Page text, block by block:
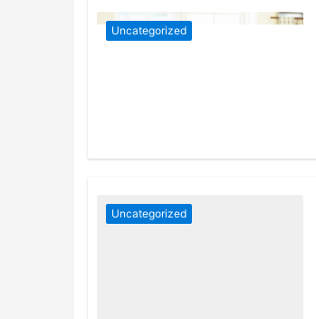
Uncategorized
Uncategorized